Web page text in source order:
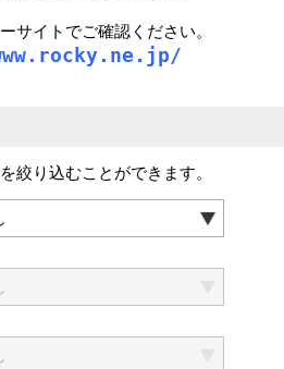
サイトでご確認ください。
絞り込むことができます。